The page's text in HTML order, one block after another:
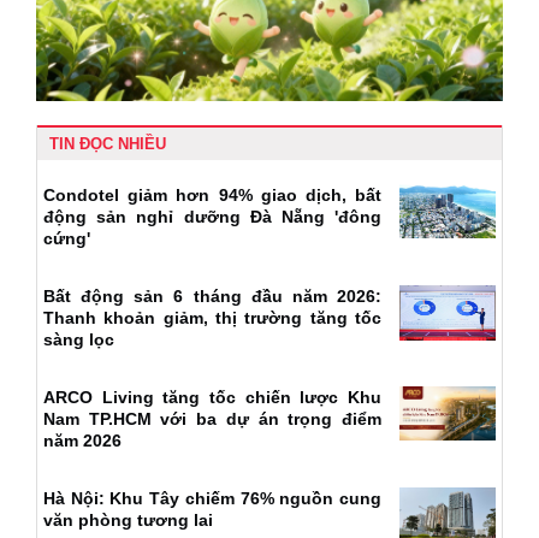
TIN ĐỌC NHIỀU
Condotel giảm hơn 94% giao dịch, bất
động sản nghỉ dưỡng Đà Nẵng 'đông
cứng'
Bất động sản 6 tháng đầu năm 2026:
Thanh khoản giảm, thị trường tăng tốc
sàng lọc
ARCO Living tăng tốc chiến lược Khu
Nam TP.HCM với ba dự án trọng điểm
năm 2026
Hà Nội: Khu Tây chiếm 76% nguồn cung
văn phòng tương lai